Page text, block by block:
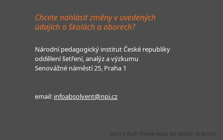
Sorry but there was an error: 0 error
Chcete nahlásit změny v uvedených
údajích o školách a oborech?
Národní pedagogický institut České republiky
oddělení šetření, analýz a výzkumu
Senovážné náměstí 25, Praha 1
email: infoabsolvent@npi.cz